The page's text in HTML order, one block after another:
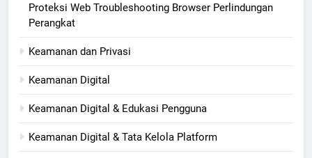
Proteksi Web Troubleshooting Browser Perlindungan
Perangkat
Keamanan dan Privasi
Keamanan Digital
Keamanan Digital & Edukasi Pengguna
Keamanan Digital & Tata Kelola Platform